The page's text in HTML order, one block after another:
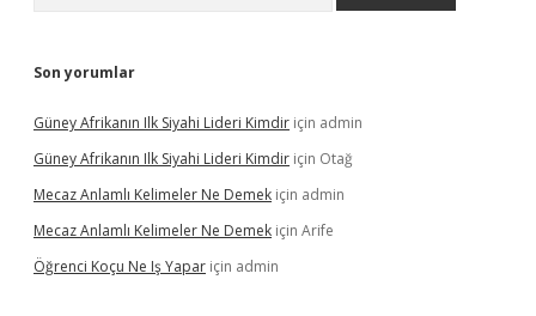
Son yorumlar
Güney Afrikanın Ilk Siyahi Lideri Kimdir için admin
Güney Afrikanın Ilk Siyahi Lideri Kimdir için Otağ
Mecaz Anlamlı Kelimeler Ne Demek için admin
Mecaz Anlamlı Kelimeler Ne Demek için Arife
Öğrenci Koçu Ne Iş Yapar için admin